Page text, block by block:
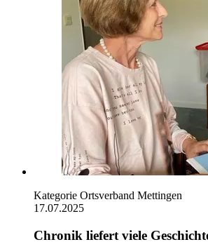
Kategorie Ortsverband Mettingen
17.07.2025
Chronik liefert viele